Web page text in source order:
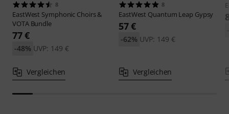
8
EastWest Symphonic Choirs &
VOTA Bundle
77 €
UVP: 149 €
-48%
Vergleichen
8
EastWest Quantum Leap Gypsy
57 €
UVP: 149 €
-62%
Vergleichen